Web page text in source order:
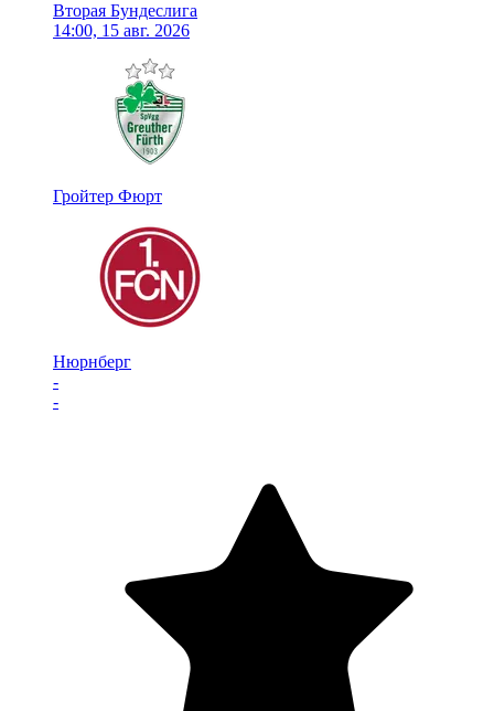
Вторая Бундеслига
14:00, 15 авг. 2026
Гройтер Фюрт
Нюрнберг
-
-